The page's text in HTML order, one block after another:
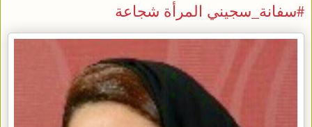
#سفانة_سجيني المرأة شجاعة